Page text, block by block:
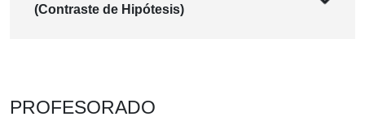
(Contraste de Hipótesis)
PROFESORADO